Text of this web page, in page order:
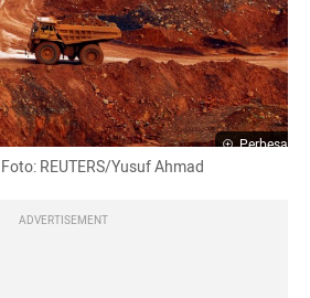
Perbesar
REUTERS/Yusuf Ahmad
ADVERTISEMENT